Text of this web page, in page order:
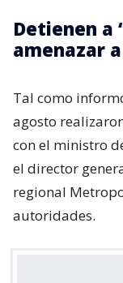
Detienen a
amenazar
Tal como
agosto
con el ministro
el director
regional
autoridades.